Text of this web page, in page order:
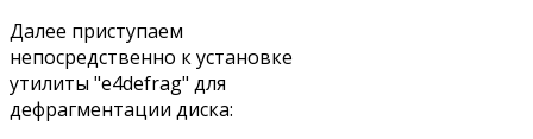
Далее приступаем
непосредственно к установке
утилиты "e4defrag" для
дефрагментации диска: